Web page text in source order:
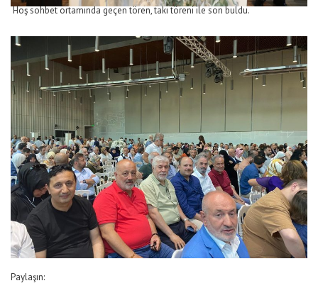
Hoş sohbet ortamında geçen tören, takı töreni ile son buldu.
Paylaşın: